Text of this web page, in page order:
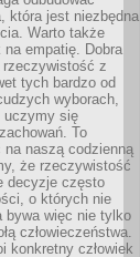
która jest niezbędna
Warto także
na empatię. Dobra
rzeczywistość z
tych bardzo od
wyborach,
uczymy się
To
na naszą codzienną
że rzeczywistość
decyzje często
o których nie
bywa więc nie tylko
człowieczeństwa.
konkretny człowiek